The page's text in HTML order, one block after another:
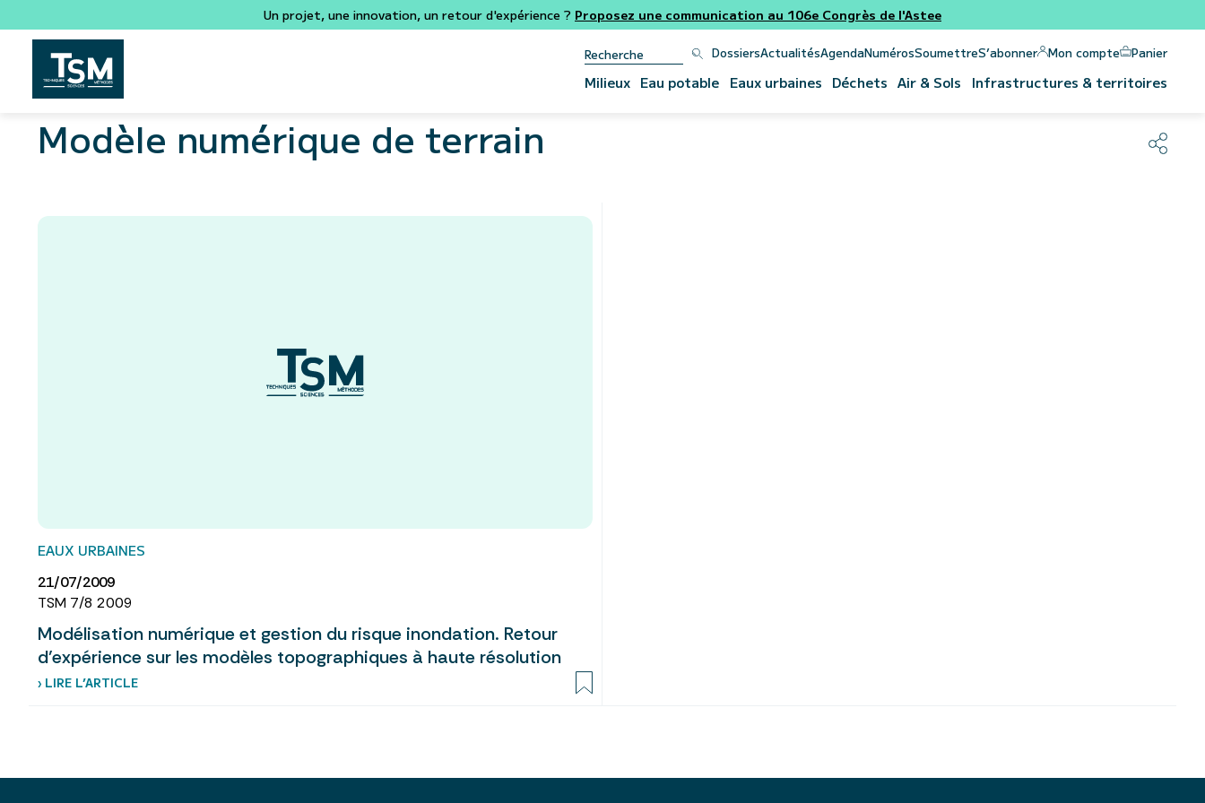
Un projet, une innovation, un retour d'expérience ? Proposez une communication au 106e Congrès de l'Astee
DossiersActualitésAgendaNumérosSoumettreS’abonner Mon compte Panier
Milieux Eau potable Eaux urbaines Déchets Air & Sols Infrastructures & territoires
Modèle numérique de terrain
EAUX URBAINES
21/07/2009
TSM 7/8 2009
Modélisation numérique et gestion du risque inondation. Retour
d’expérience sur les modèles topographiques à haute résolution
› LIRE L’ARTICLE